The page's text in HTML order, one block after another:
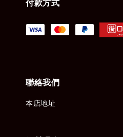
聯絡我們
本店地址